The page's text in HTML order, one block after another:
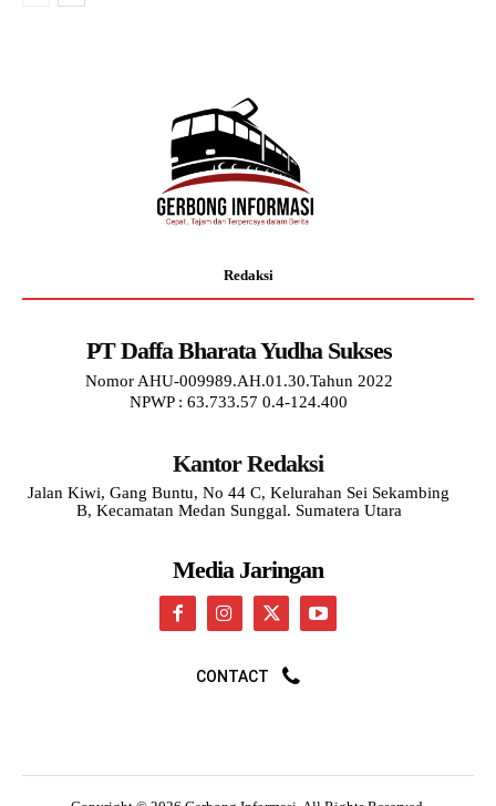
Redaksi
PT Daffa Bharata Yudha Sukses
Nomor AHU-009989.AH.01.30.Tahun 2022
NPWP : 63.733.57 0.4-124.400
Kantor Redaksi
Jalan Kiwi, Gang Buntu, No 44 C, Kelurahan Sei Sekambing
B, Kecamatan Medan Sunggal. Sumatera Utara
Media Jaringan
CONTACT